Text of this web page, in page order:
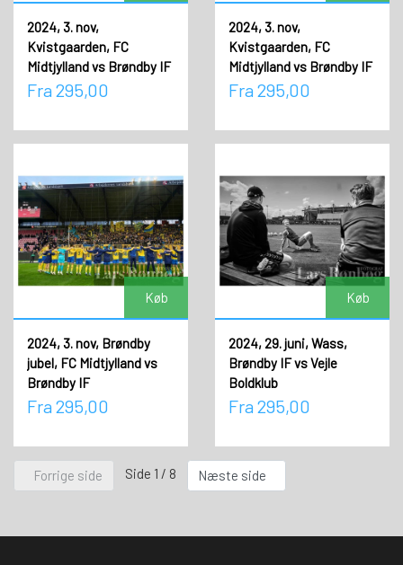
2024, 3. nov,
Kvistgaarden, FC
Midtjylland vs Brøndby IF
Fra 295,00
2024, 3. nov,
Kvistgaarden, FC
Midtjylland vs Brøndby IF
Fra 295,00
Køb
2024, 3. nov, Brøndby
jubel, FC Midtjylland vs
Brøndby IF
Fra 295,00
Køb
2024, 29. juni, Wass,
Brøndby IF vs Vejle
Boldklub
Fra 295,00
Forrige side Side 1 / 8 Næste side